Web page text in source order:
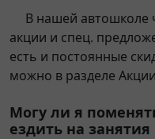
В нашей автошколе
акции и спец.
есть и постоянные
можно в разделе
Могу ли я
ездить на занятия